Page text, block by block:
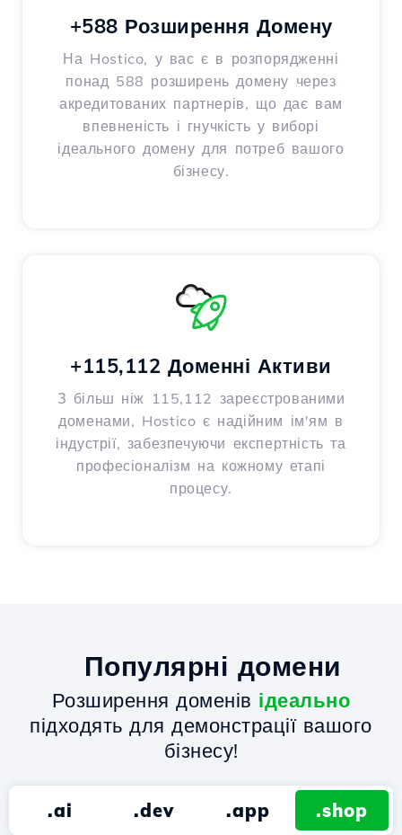
+588 Розширення Домену
На Hostico, у вас є в розпорядженні
понад 588 розширень домену через
акредитованих партнерів, що дає вам
впевненість і гнучкість у виборі
ідеального домену для потреб вашого
бізнесу.
+115,112 Доменні Активи
З більш ніж 115,112 зареєстрованими
доменами, Hostico є надійним ім'ям в
індустрії, забезпечуючи експертність та
професіоналізм на кожному етапі
процесу.
Популярні домени
Розширення доменів ідеально
підходять для демонстрації вашого
бізнесу!
.ai .dev .app .shop